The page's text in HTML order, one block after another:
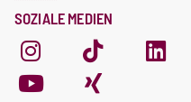
SOZIALE MEDIEN